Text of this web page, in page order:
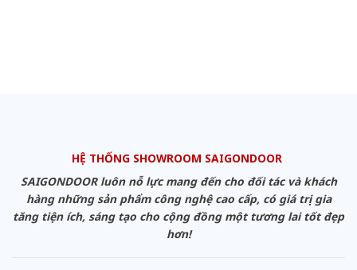
HỆ THỐNG SHOWROOM SAIGONDOOR
SAIGONDOOR luôn nỗ lực mang đến cho đối tác và khách
hàng những sản phẩm công nghệ cao cấp, có giá trị gia
tăng tiện ích, sáng tạo cho cộng đồng một tương lai tốt đẹp
hơn!